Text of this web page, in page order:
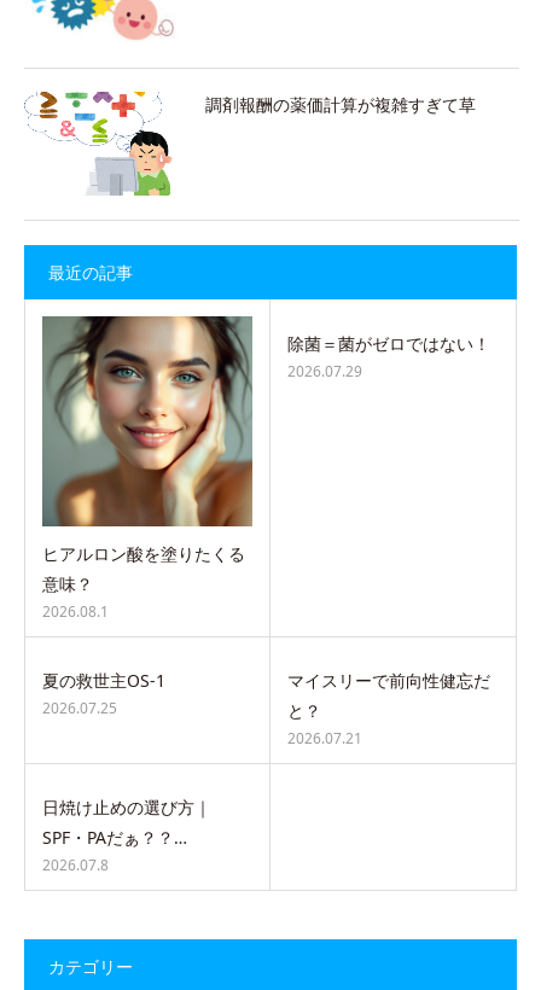
調剤報酬の薬価計算が複雑すぎて草
最近の記事
ヒアルロン酸を塗りたくる
意味？
2026.08.1
除菌＝菌がゼロではない！
2026.07.29
夏の救世主OS-1
2026.07.25
マイスリーで前向性健忘だ
と？
2026.07.21
日焼け止めの選び方｜
SPF・PAだぁ？？…
2026.07.8
カテゴリー